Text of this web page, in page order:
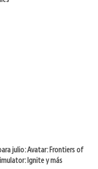
julio: Avatar: Frontiers of
Ignite y más